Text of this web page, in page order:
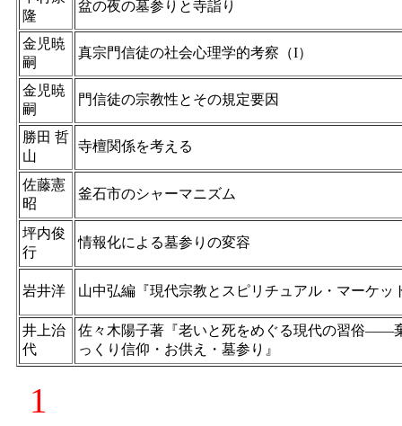
隆
盆の夜の墓参りと寺詣り
金児暁
嗣
真宗門信徒の社会心理学的考察（I）
金児暁
嗣
門信徒の宗教性とその規定要因
勝田 哲
山
寺檀関係を考える
佐藤憲
昭
釜石市のシャーマニズム
坪内俊
行
情報化による墓参りの変容
岩井洋 山中弘編『現代宗教とスピリチュアル・マーケッ
井上治
代
佐々木陽子著『老いと死をめぐる現代の習俗――
っくり信仰・お供え・墓参り』
1